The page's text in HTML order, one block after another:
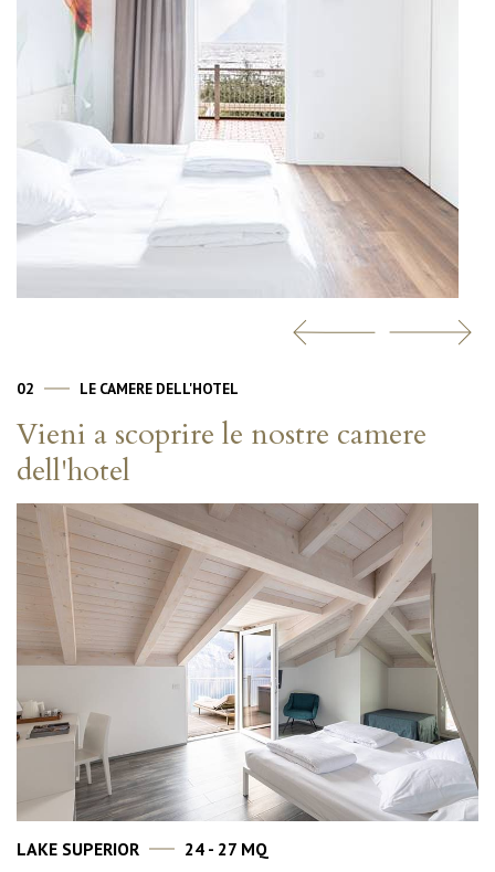
02 LE CAMERE DELL'HOTEL
Vieni a scoprire le nostre camere
dell'hotel
LAKE SUPERIOR 24 - 27 MQ